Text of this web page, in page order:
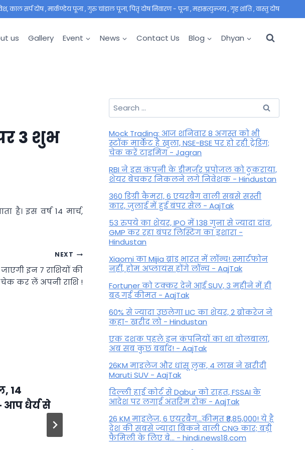
काल सर्प दोष , मार्कण्डेय पूजा , गुरु चांडाल पूजा, पितृ दोष निवारण - पूजा , महाम्रत्युन्जय , गृह शांति , वास्तु दोष
us Gallery Event News Contact Us Blog Dhyan
3 शुभ
है। इस वर्ष 14 मार्च,
NEXT
इन 7 राशियों की
कर लें अपनी राशि !
14
आप धैर्य से
आज का राशिफल 22 मार्च 2025 –
रोमांचक संभावनाएं आपका इंतजार
कर रही हैं! मेष, वृषभ और सिंह –
अभी जानें!
Search
for:
Mock Trading: आज शनिवार 8 अगस्त को भी
स्टॉक मार्केट है खुला, NSE-BSE पर हो रही ट्रेडिंग;
चेक करें टाइमिंग - Jagran
RBI ने इस कंपनी के डीमर्जर प्रपोजल को ठुकराया,
शेयर बेचकर निकलने लगे निवेशक - Hindustan
360 डिग्री कैमरा, 6 एयरबैग वाली सबसे सस्ती
कार, जुलाई में हुई बंपर सेल - AajTak
53 रुपये का शेयर, IPO में 138 गुना से ज्यादा दांव,
GMP कर रहा बंपर लिस्टिंग का इशारा -
Hindustan
Xiaomi का Mijia ब्रांड भारत में लॉन्च! स्मार्टफोन
नहीं, होम अप्लायंस होंगे लॉन्च - AajTak
Fortuner को टक्कर देने आई SUV, 3 महीने में ही
बढ़ गई कीमत - AajTak
60% से ज्यादा उछलेगा LIC का शेयर, 2 ब्रोकरेज ने
कहा- खरीद लो - Hindustan
एक दशक पहले इन कंपनियों का था बोलबाला,
अब सब कुछ बर्बाद! - AajTak
26KM माइलेज और धांसू लुक, 4 लाख ने खरीदी
Maruti SUV - AajTak
दिल्ली हाई कोर्ट से Dabur को राहत, FSSAI के
आदेश पर लगाई अंतरिम रोक - AajTak
26 KM माइलेज, 6 एयरबैग...कीमत ₹8,85,000! ये है
देश की सबसे ज्यादा बिकने वाली CNG कार; बड़ी
फैमिली के लिए बे... - hindi.news18.com